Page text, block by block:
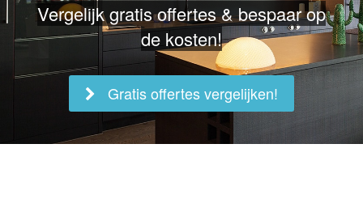
Vergelijk gratis offertes & bespaar op
de kosten!
Gratis offertes vergelijken!